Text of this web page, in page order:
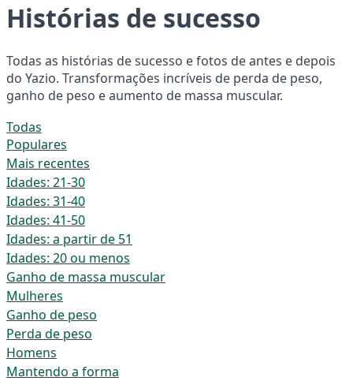
Histórias de sucesso
Todas as histórias de sucesso e fotos de antes e depois
do Yazio. Transformações incríveis de perda de peso,
ganho de peso e aumento de massa muscular.
Todas
Populares
Mais recentes
Idades: 21-30
Idades: 31-40
Idades: 41-50
Idades: a partir de 51
Idades: 20 ou menos
Ganho de massa muscular
Mulheres
Ganho de peso
Perda de peso
Homens
Mantendo a forma